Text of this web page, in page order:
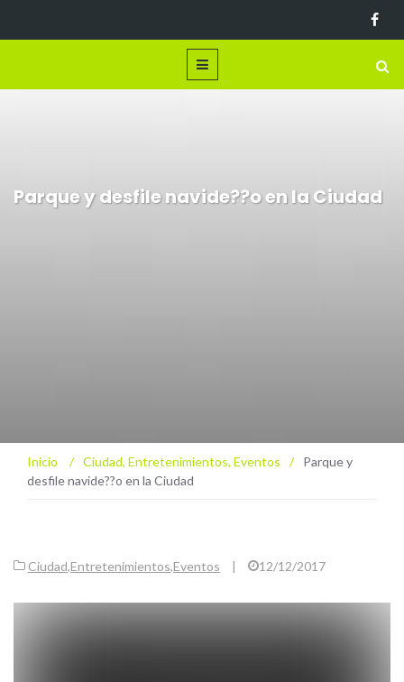
Parque y desfile navide??o en la Ciudad
Inicio / Ciudad, Entretenimientos, Eventos /
Parque y
desfile navide??o en la Ciudad
Ciudad,Entretenimientos,Eventos | 12/12/2017